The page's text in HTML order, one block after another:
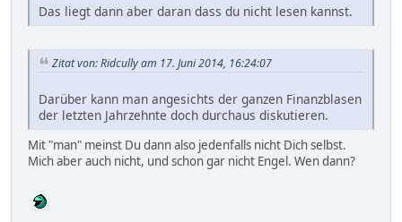
Das liegt dann aber daran dass du nicht lesen kannst.
Zitat von: Ridcully am 17. Juni 2014, 16:24:07
Darüber kann man angesichts der ganzen Finanzblasen
der letzten Jahrzehnte doch durchaus diskutieren.
Mit "man" meinst Du dann also jedenfalls nicht Dich selbst.
Mich aber auch nicht, und schon gar nicht Engel. Wen dann?